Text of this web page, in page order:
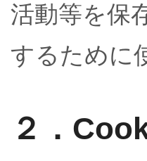
活動等を保
するために
２．